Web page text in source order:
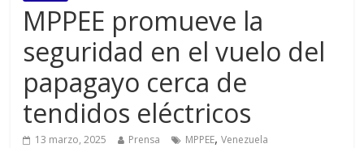
MPPEE promueve la
seguridad en el vuelo del
papagayo cerca de
tendidos eléctricos
13 marzo, 2025 Prensa MPPEE,Venezuela